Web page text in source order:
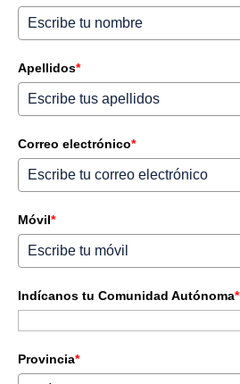
Apellidos*
Correo electrónico*
Móvil*
Indícanos tu Comunidad Autónoma*
Provincia*